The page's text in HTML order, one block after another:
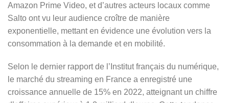
Amazon Prime Video, et d’autres acteurs locaux comme
Salto ont vu leur audience croître de manière
exponentielle, mettant en évidence une évolution vers la
consommation à la demande et en mobilité.
Selon le dernier rapport de l’ Institut français du numérique,
le marché du streaming en France a enregistré une
croissance annuelle de 15% en 2022, atteignant un chiffre